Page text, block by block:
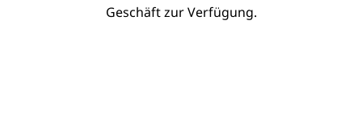
Geschäft zur Verfügung.